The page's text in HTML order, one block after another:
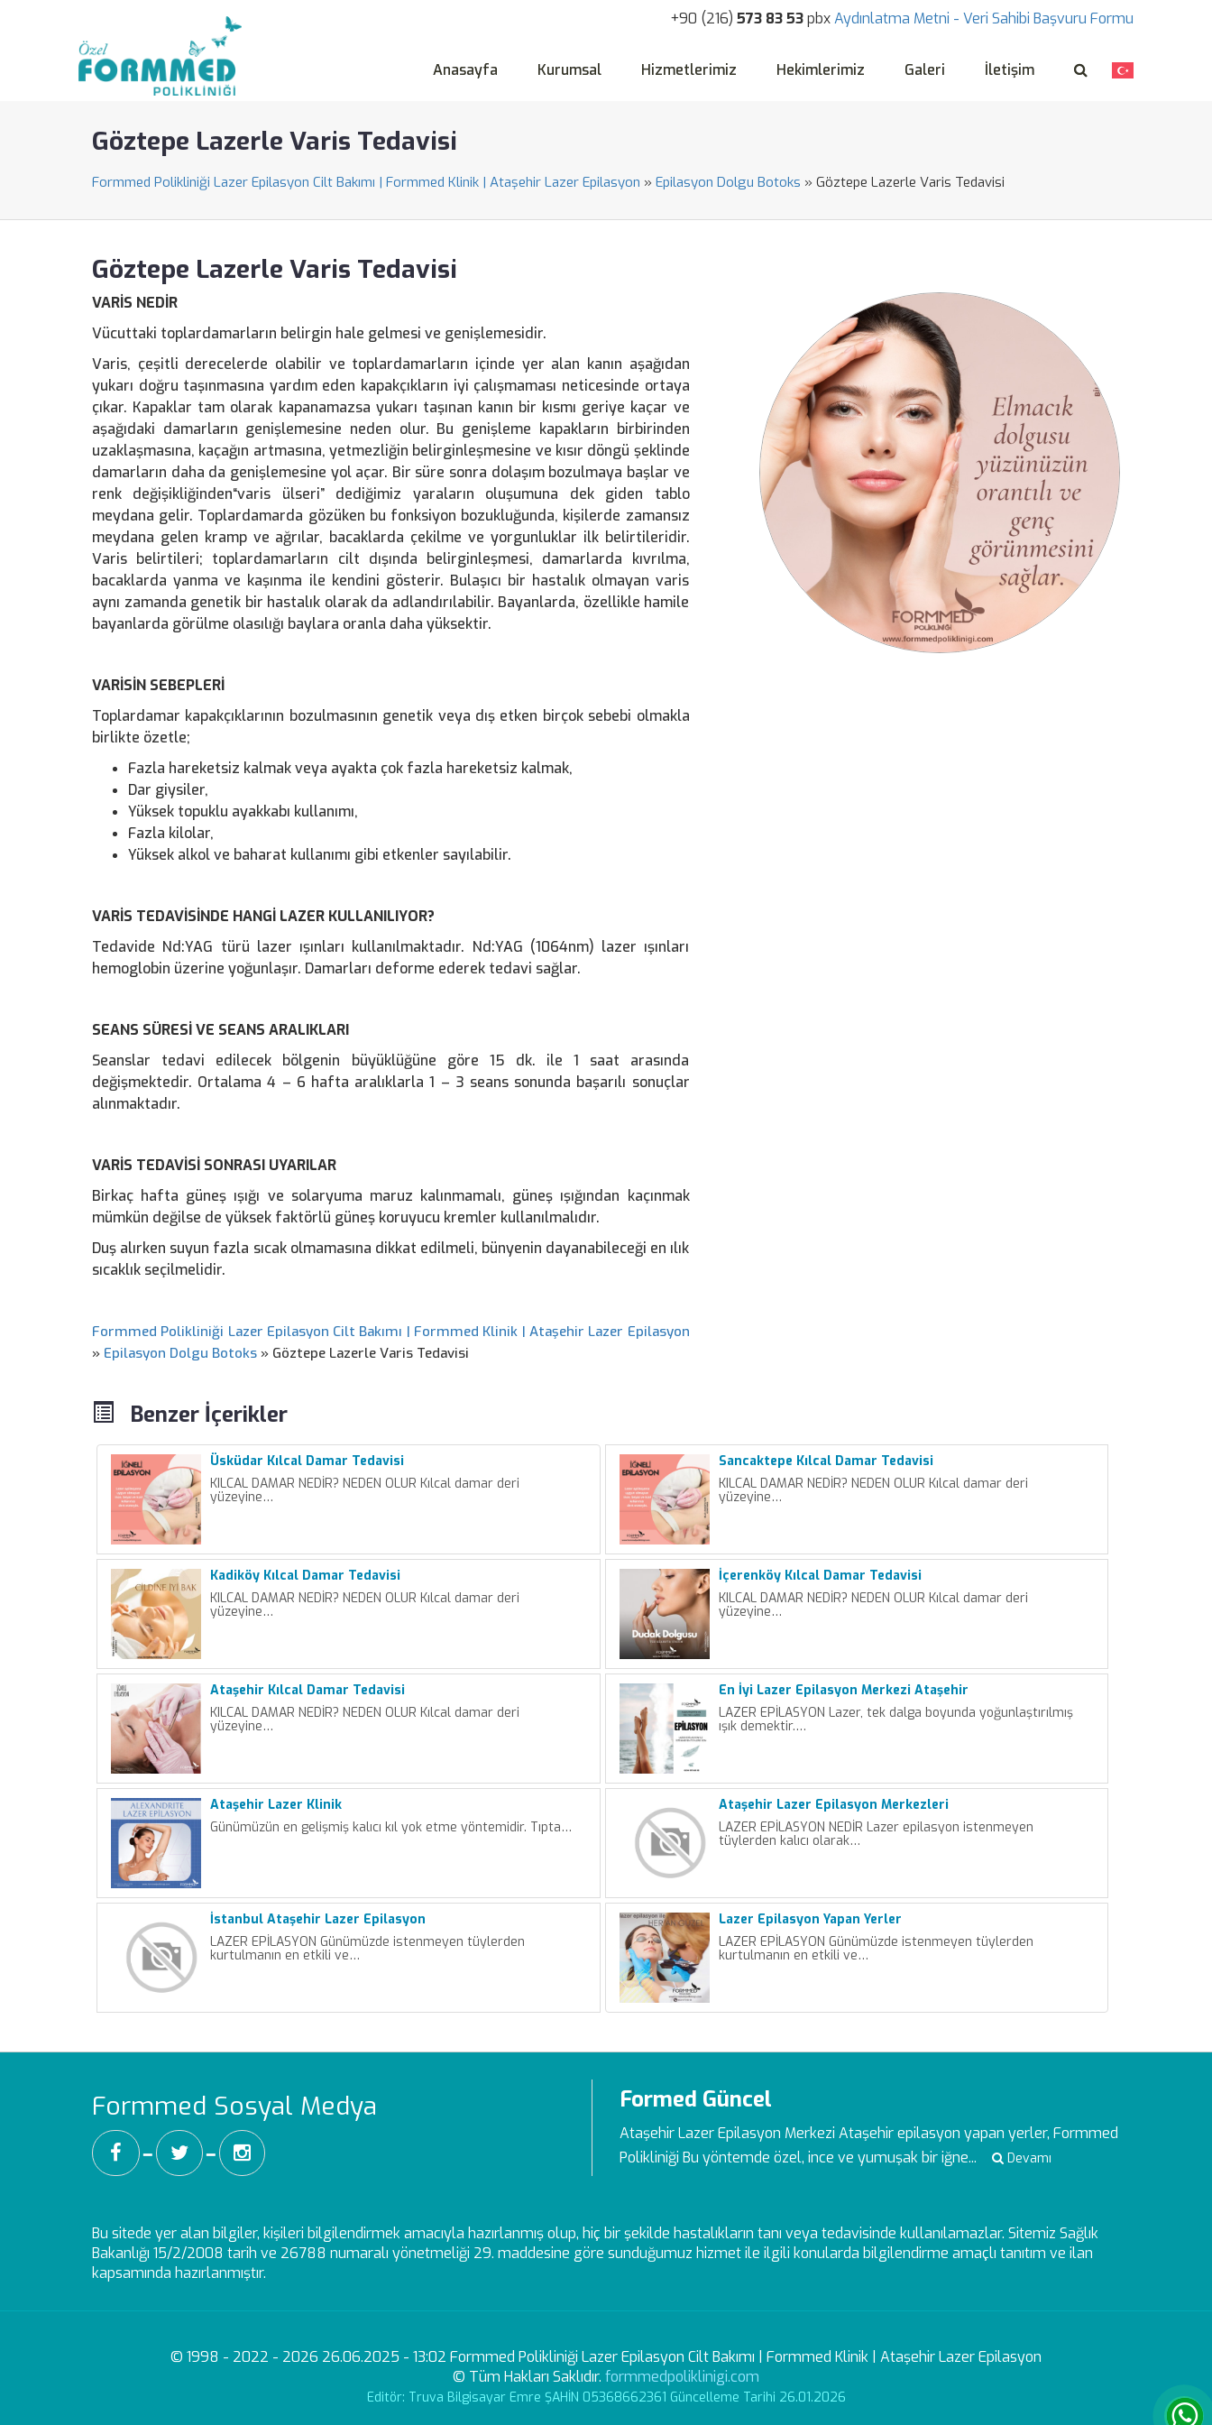
+90 (216) 573 83 53pbxAydınlatma Metni - Veri Sahibi Başvuru Formu
Anasayfa Kurumsal Hizmetlerimiz Hekimlerimiz Galeri İletişim
Göztepe Lazerle Varis Tedavisi
Formmed Polikliniği Lazer Epilasyon Cilt Bakımı | Formmed Klinik | Ataşehir Lazer Epilasyon » Epilasyon Dolgu Botoks » Göztepe Lazerle Varis Tedavisi
Göztepe Lazerle Varis Tedavisi
VARİS NEDİR
Vücuttaki toplardamarların belirgin hale gelmesi ve genişlemesidir.
Varis, çeşitli derecelerde olabilir ve toplardamarların içinde yer alan kanın aşağıdan
yukarı doğru taşınmasına yardım eden kapakçıkların iyi çalışmaması neticesinde ortaya
çıkar. Kapaklar tam olarak kapanamazsa yukarı taşınan kanın bir kısmı geriye kaçar ve
aşağıdaki damarların genişlemesine neden olur. Bu genişleme kapakların birbirinden
uzaklaşmasına, kaçağın artmasına, yetmezliğin belirginleşmesine ve kısır döngü şeklinde
damarların daha da genişlemesine yol açar. Bir süre sonra dolaşım bozulmaya başlar ve
renk değişikliğinden“varis ülseri” dediğimiz yaraların oluşumuna dek giden tablo
meydana gelir. Toplardamarda gözüken bu fonksiyon bozukluğunda, kişilerde zamansız
meydana gelen kramp ve ağrılar, bacaklarda çekilme ve yorgunluklar ilk belirtileridir.
Varis belirtileri; toplardamarların cilt dışında belirginleşmesi, damarlarda kıvrılma,
bacaklarda yanma ve kaşınma ile kendini gösterir. Bulaşıcı bir hastalık olmayan varis
aynı zamanda genetik bir hastalık olarak da adlandırılabilir. Bayanlarda, özellikle hamile
bayanlarda görülme olasılığı baylara oranla daha yüksektir.
VARİSİN SEBEPLERİ
Toplardamar kapakçıklarının bozulmasının genetik veya dış etken birçok sebebi olmakla
birlikte özetle;
Fazla hareketsiz kalmak veya ayakta çok fazla hareketsiz kalmak,
Dar giysiler,
Yüksek topuklu ayakkabı kullanımı,
Fazla kilolar,
Yüksek alkol ve baharat kullanımı gibi etkenler sayılabilir.
VARİS TEDAVİSİNDE HANGİ LAZER KULLANILIYOR?
Tedavide Nd:YAG türü lazer ışınları kullanılmaktadır. Nd:YAG (1064nm) lazer ışınları
hemoglobin üzerine yoğunlaşır. Damarları deforme ederek tedavi sağlar.
SEANS SÜRESİ VE SEANS ARALIKLARI
Seanslar tedavi edilecek bölgenin büyüklüğüne göre 15 dk. ile 1 saat arasında
değişmektedir. Ortalama 4 – 6 hafta aralıklarla 1 – 3 seans sonunda başarılı sonuçlar
alınmaktadır.
VARİS TEDAVİSİ SONRASI UYARILAR
Birkaç hafta güneş ışığı ve solaryuma maruz kalınmamalı, güneş ışığından kaçınmak
mümkün değilse de yüksek faktörlü güneş koruyucu kremler kullanılmalıdır.
Duş alırken suyun fazla sıcak olmamasına dikkat edilmeli, bünyenin dayanabileceği en ılık
sıcaklık seçilmelidir.
Formmed Polikliniği Lazer Epilasyon Cilt Bakımı | Formmed Klinik | Ataşehir Lazer Epilasyon
» Epilasyon Dolgu Botoks » Göztepe Lazerle Varis Tedavisi
Benzer İçerikler
Üsküdar Kılcal Damar Tedavisi
KILCAL DAMAR NEDİR? NEDEN OLUR Kılcal damar deri
yüzeyine…
Sancaktepe Kılcal Damar Tedavisi
KILCAL DAMAR NEDİR? NEDEN OLUR Kılcal damar deri
yüzeyine…
Kadiköy Kılcal Damar Tedavisi
KILCAL DAMAR NEDİR? NEDEN OLUR Kılcal damar deri
yüzeyine…
İçerenköy Kılcal Damar Tedavisi
KILCAL DAMAR NEDİR? NEDEN OLUR Kılcal damar deri
yüzeyine…
Ataşehir Kılcal Damar Tedavisi
KILCAL DAMAR NEDİR? NEDEN OLUR Kılcal damar deri
yüzeyine…
En İyi Lazer Epilasyon Merkezi Ataşehir
LAZER EPİLASYON Lazer, tek dalga boyunda yoğunlaştırılmış
ışık demektir.…
Ataşehir Lazer Klinik
Günümüzün en gelişmiş kalıcı kıl yok etme yöntemidir. Tıpta…
Ataşehir Lazer Epilasyon Merkezleri
LAZER EPİLASYON NEDİR Lazer epilasyon istenmeyen
tüylerden kalıcı olarak…
İstanbul Ataşehir Lazer Epilasyon
LAZER EPİLASYON Günümüzde istenmeyen tüylerden
kurtulmanın en etkili ve…
Lazer Epilasyon Yapan Yerler
LAZER EPİLASYON Günümüzde istenmeyen tüylerden
kurtulmanın en etkili ve…
Formmed Sosyal Medya
━ ━
Formed Güncel
Ataşehir Lazer Epilasyon Merkezi Ataşehir epilasyon yapan yerler, Formmed
Polikliniği Bu yöntemde özel, ince ve yumuşak bir iğne...
Devamı
Bu sitede yer alan bilgiler, kişileri bilgilendirmek amacıyla hazırlanmış olup, hiç bir şekilde hastalıkların tanı veya tedavisinde kullanılamazlar. Sitemiz Sağlık
Bakanlığı 15/2/2008 tarih ve 26788 numaralı yönetmeliği 29. maddesine göre sunduğumuz hizmet ile ilgili konularda bilgilendirme amaçlı tanıtım ve ilan
kapsamında hazırlanmıştır.
© 1998 - 2022 - 2026 26.06.2025 - 13:02 Formmed Polikliniği Lazer Epilasyon Cilt Bakımı | Formmed Klinik | Ataşehir Lazer Epilasyon
© Tüm Hakları Saklıdır. formmedpoliklinigi.com
Editör: Truva Bilgisayar Emre ŞAHİN 05368662361 Güncelleme Tarihi 26.01.2026